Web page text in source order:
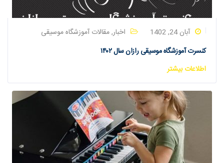
آبان 24, 1402 اخبار,مقالات آموزشگاه موسیقی
کنسرت آموزشگاه موسیقی رازان سال ۱۴۰۲
اطلاعات بیشتر